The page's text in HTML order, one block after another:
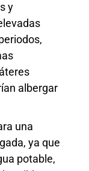
y
albergar
una
ya que
potable,